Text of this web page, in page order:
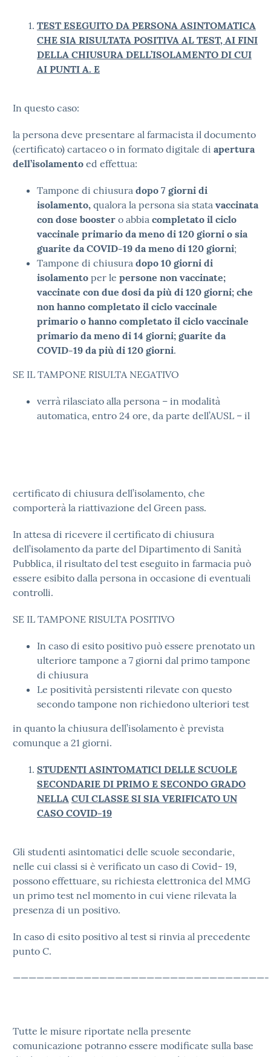
TEST ESEGUITO DA PERSONA ASINTOMATICA
CHE SIA RISULTATA POSITIVA AL TEST, AI FINI
DELLA CHIUSURA DELL’ISOLAMENTO DI CUI
AI PUNTI A. E
In questo caso:
la persona deve presentare al farmacista il documento
(certificato) cartaceo o in formato digitale di apertura
dell’isolamento ed effettua:
Tampone di chiusura dopo 7 giorni di
isolamento, qualora la persona sia stata vaccinata
con dose booster o abbia completato il ciclo
vaccinale primario da meno di 120 giorni o sia
guarite da COVID-19 da meno di 120 giorni;
Tampone di chiusura dopo 10 giorni di
isolamento per le persone non vaccinate;
vaccinate con due dosi da più di 120 giorni; che
non hanno completato il ciclo vaccinale
primario o hanno completato il ciclo vaccinale
primario da meno di 14 giorni; guarite da
COVID-19 da più di 120 giorni.
SE IL TAMPONE RISULTA NEGATIVO
verrà rilasciato alla persona – in modalità
automatica, entro 24 ore, da parte dell’AUSL – il
certificato di chiusura dell’isolamento, che
comporterà la riattivazione del Green pass.
In attesa di ricevere il certificato di chiusura
dell’isolamento da parte del Dipartimento di Sanità
Pubblica, il risultato del test eseguito in farmacia può
essere esibito dalla persona in occasione di eventuali
controlli.
SE IL TAMPONE RISULTA POSITIVO
In caso di esito positivo può essere prenotato un
ulteriore tampone a 7 giorni dal primo tampone
di chiusura
Le positività persistenti rilevate con questo
secondo tampone non richiedono ulteriori test
in quanto la chiusura dell’isolamento è prevista
comunque a 21 giorni.
STUDENTI ASINTOMATICI DELLE SCUOLE
SECONDARIE DI PRIMO E SECONDO GRADO
NELLA CUI CLASSE SI SIA VERIFICATO UN
CASO COVID-19
Gli studenti asintomatici delle scuole secondarie,
nelle cui classi si è verificato un caso di Covid- 19,
possono effettuare, su richiesta elettronica del MMG
un primo test nel momento in cui viene rilevata la
presenza di un positivo.
In caso di esito positivo al test si rinvia al precedente
punto C.
————————————————————————————————-
Tutte le misure riportate nella presente
comunicazione potranno essere modificate sulla base